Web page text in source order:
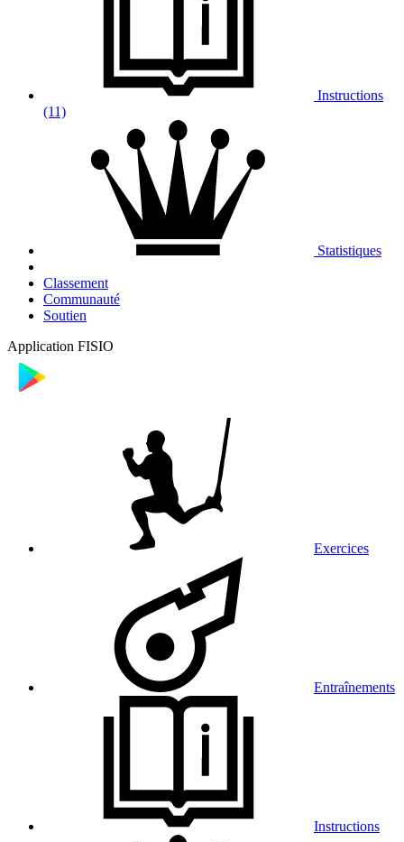
Instructions
(11)
Statistiques
Classement
Communauté
Soutien
Application FISIO
Exercices
Entraînements
Instructions